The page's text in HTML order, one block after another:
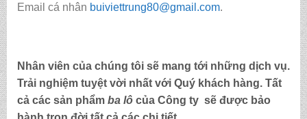
Email cá nhân buiviettrung80@gmail.com.
Nhân viên của chúng tôi sẽ mang tới những dịch vụ.
Trải nghiệm tuyệt vời nhất với Quý khách hàng. Tất
cả các sản phẩmba lô của Công ty sẽ được bảo